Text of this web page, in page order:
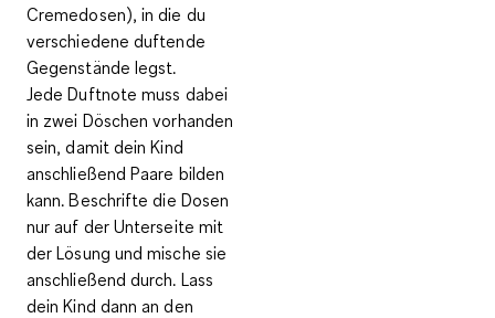
Cremedosen), in die du
verschiedene duftende
Gegenstände legst.
JedeDuftnote muss dabei
in zwei Döschen vorhanden
sein, damit dein Kind
anschließend Paare bilden
kann. Beschrifte die Dosen
nur auf der Unterseite mit
der Lösung und mische sie
anschließend durch. Lass
dein Kind dann an den